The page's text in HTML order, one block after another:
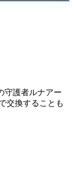
守護者ルナアー
交換することも